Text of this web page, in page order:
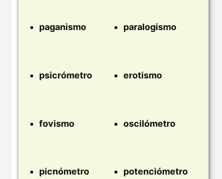
paganismo paralogismo
psicrómetro erotismo
fovismo oscilómetro
picnómetro potenciómetro